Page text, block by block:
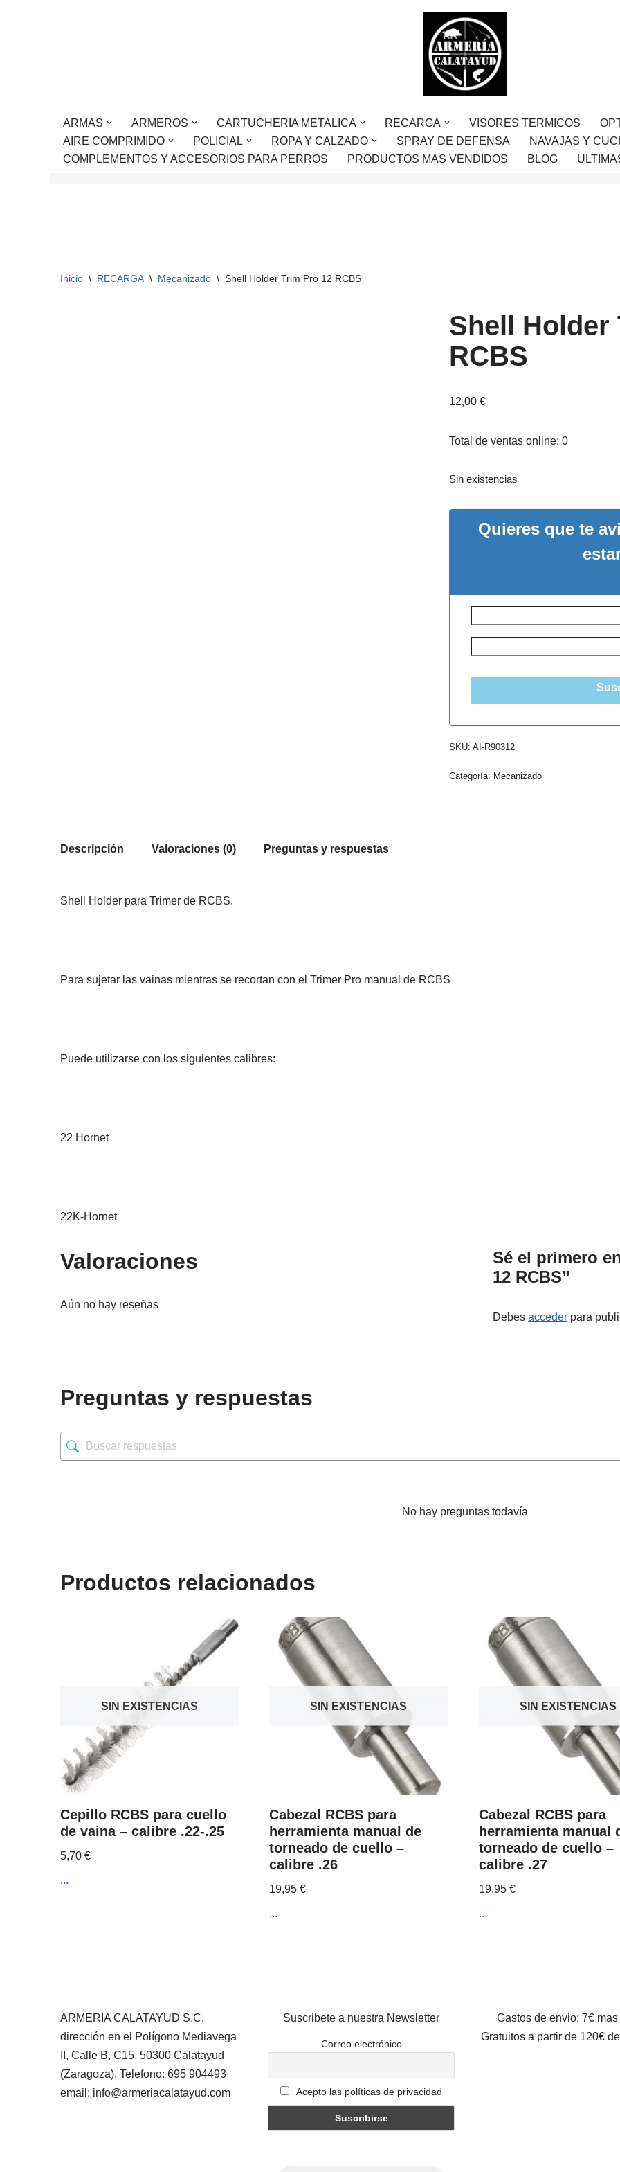
ARMAS ARMEROS CARTUCHERIA METALICA RECARGA VISORES TERMICOS
AIRE COMPRIMIDO
POLICIAL ROPA Y CALZADO SPRAY DE DEFENSA NAVAJAS Y
COMPLEMENTOS Y ACCESORIOS PARA PERROS
PRODUCTOS MAS VENDIDOS BLOG
Inicio \ RECARGA \ Mecanizado \ Shell Holder Trim Pro 12 RCBS
Shell Holder
RCBS
12,00 €
Total de ventas online: 0
Sin existencias
Quieres que te
SKU: AI-R90312
Categoría: Mecanizado
Descripción Valoraciones (0) Preguntas y respuestas
Shell Holder para Trimer de RCBS.
Para sujetar las vainas mientras se recortan con el Trimer Pro manual de RCBS
Puede utilizarse con los siguientes calibres:
22 Hornet
22K-Hornet
Valoraciones
Aún no hay reseñas
Sé el primero
12 RCBS”
Debes acceder para
Preguntas y respuestas
No hay preguntas todavía
Productos relacionados
SIN EXISTENCIAS
Cepillo RCBS para cuello
de vaina – calibre .22-.25
5,70 €
...
SIN EXISTENCIAS
Cabezal RCBS para
herramienta manual de
torneado de cuello –
calibre .26
19,95€
...
SIN EXISTENCIAS
Cabezal RCBS para
herramienta manual
torneado de cuello –
calibre .27
19,95 €
...
ARMERIA CALATAYUD S.C.
dirección en el Polígono Mediavega
II, Calle B, C15. 50300 Calatayud
(Zaragoza). Telefono: 695 904493
email: info@armeriacalatayud.com
Suscribete a nuestra Newsletter
Correo electrónico
Acepto las políticas de privacidad
Gastos de envio: 7€ mas
Gratuitos a partir de 120€